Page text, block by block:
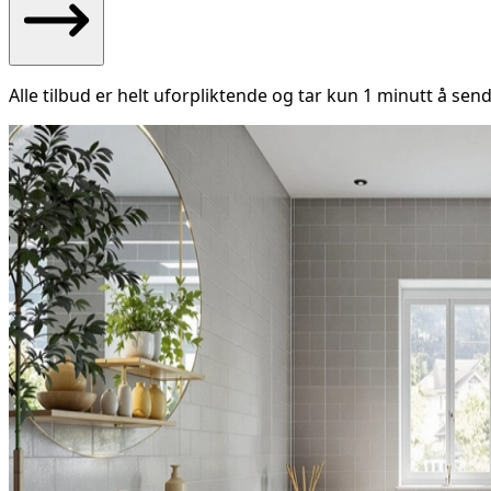
Alle tilbud er helt uforpliktende og tar kun 1 minutt å